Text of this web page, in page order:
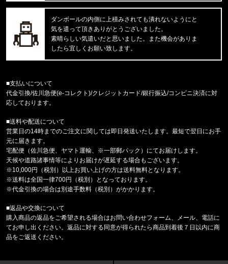
mnml/ミニマル
東京都のお客様ご注文ありがとうございます。
CARHARTT/カーハート
東京都のお客様ご注文ありがとうございます。
reversal/リバーサル
福岡県のお客様ご注文ありがとうございます。
COLUMBIA/コロンビア
福岡県のお客様ご注文ありがとうございます。
CALVIN KLEIN/カルバンクライン
MICROFIBER STRETCH 3PK LO
福岡県のお客様ご注文ありがとうございます。
COLUMBIA/コロンビア
フリーザーゼロII アームスリーブ CU1100
ダンボールの内側に上積みされても潰れないようにと
気を遣って頂きありがとうございました。
素晴らしい気遣いだと思いました。また機会がありま
したら宜しくお願い致します。
■支払いについて
代金引換/佐川急便(e-コレクト)/クレジットカード/銀行振込/コンビニ決済に対
応しております。
■送料や配送について
営業日の14時までのご注文に関しては即日発送いたします。最短で翌日にお手
元に届きます。
宅配便（佐川急便、ヤマト運輸、※一部郵パック）にてお届けします。
天候や道路諸事情等によりお届けが遅延する場合もございます。
※10,000円（税別）以上お買い上げの方は送料無料となります。
※送料は全国一律700円（税別）となっております。
※代金引換の場合は別途手数料（税別）がかかります。
■返品や交換について
購入商品の返品をご希望される場合はお問い合わせフォーム、メール、電話に
てお申し出ください。返品に対する同意が得られたら商品到着後７日以内に商
品をご返送ください。